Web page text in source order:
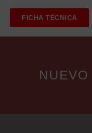
FICHA TÉCNICA